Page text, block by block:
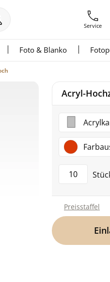
Service
Foto & Blanko
Acryl-
Preisstaffel